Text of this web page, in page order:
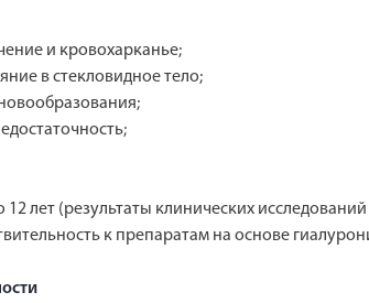
и кровохарканье;
в стекловидное тело;
лет (результаты клинических исследований
к препаратам на основе